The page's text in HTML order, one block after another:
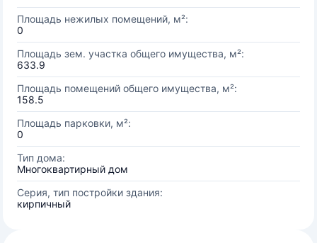
Площадь нежилых помещений, м²:
0
Площадь зем. участка общего имущества, м²:
633.9
Площадь помещений общего имущества, м²:
158.5
Площадь парковки, м²:
0
Тип дома:
Многоквартирный дом
Серия, тип постройки здания:
кирпичный